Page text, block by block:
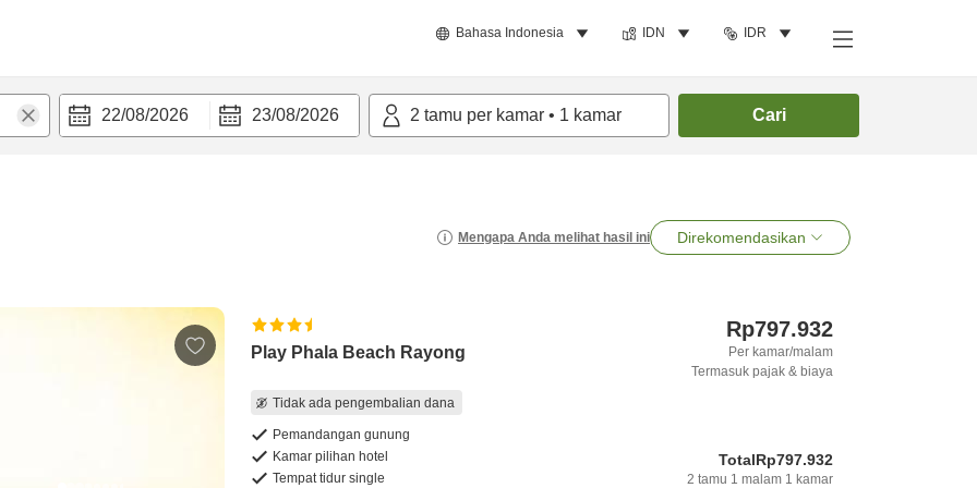
Bahasa Indonesia IDN IDR
22/08/2026 23/08/2026 2 tamu per kamar • 1 kamar Cari
Mengapa Anda melihat hasil ini Direkomendasikan
Play Phala Beach Rayong
Tidak ada pengembalian dana
Pemandangan gunung
Kamar pilihan hotel
Tempat tidur single
Rp797.932
Per kamar/malam
Termasuk pajak & biaya
TotalRp797.932
2 tamu 1 malam 1 kamar